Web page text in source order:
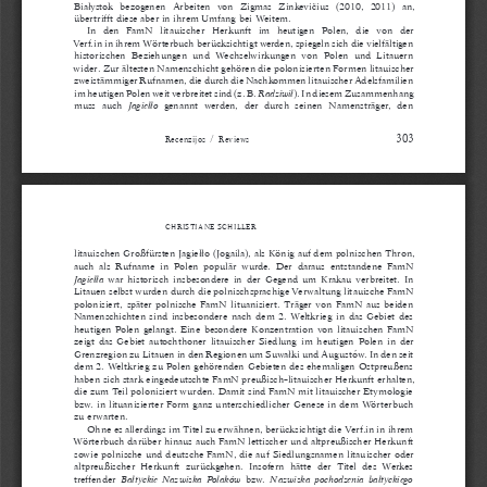
Recenzijos / Reviews 303
Białystok  bezogenen  Arbeiten  von  Zigmas  Zinkevičius  (2010,  2011)  an,
übertrifft diese aber in ihrem Umfang bei Weitem.
In  den  FamN  litauischer  Herkunft  im  heutigen  Polen,  die  von  der
Verf.in in ihrem Wörterbuch berücksichtigt werden, spiegeln sich die vielfältigen
historischen  Beziehungen  und  Wechselwirkungen  von  Polen  und  Litauern
wider. Zur ältesten Namenschicht gehören die polonisierten Formen litauischer
zweistämmiger Rufnamen, die durch die Nachkommen litauischer Adelsfamilien
im heutigen Polen weit verbreitet sind (z. B. Radziwił). In diesem Zusammenhang
muss  auch
Jagiełło
  genannt  werden,  der  durch  seinen  Namensträger,  den
CHRISTIANE SCHILLER
litauischen Großfürsten Jagiełło (Jogaila), als König auf dem polnischen Thron,
auch als Rufname in Polen populär wurde. Der daraus entstandene FamN
Jagiełła war historisch insbesondere in der Gegend um Krakau verbreitet. In
Litauen selbst wurden durch die polnischsprachige Verwaltung litauische FamN
polonisiert, später polnische FamN lituanisiert. Träger von FamN aus beiden
Namenschichten sind insbesondere nach dem 2. Weltkrieg in das Gebiet des
heutigen Polen gelangt. Eine besondere Konzentration von litauischen FamN
zeigt das Gebiet autochthoner litauischer Siedlung im heutigen Polen in der
Grenzregion zu Litauen in den Regionen um Suwałki und Augustów. In den seit
dem 2. Weltkrieg zu Polen gehörenden Gebieten des ehemaligen Ostpreußens
haben sich stark eingedeutschte FamN preußisch-litauischer Herkunft erhalten,
die zum Teil polonisiert wurden. Damit sind FamN mit litauischer Etymologie
bzw. in lituanisierter Form ganz unterschiedlicher Genese in dem Wörterbuch
zu erwarten.
Ohne es allerdings im Titel zu erwähnen, berücksichtigt die Verf.in in ihrem
Wörterbuch darüber hinaus auch FamN lettischer und altpreußischer Herkunft
sowie polnische und deutsche FamN, die auf Siedlungsnamen litauischer oder
altpreußischer  Herkunft  zurückgehen.  Insofern  hätte  der  Titel  des  Werkes
treffender Bałtyckie Nazwiska Polaków bzw.
Nazwiska pochodzenia bałtyckiego